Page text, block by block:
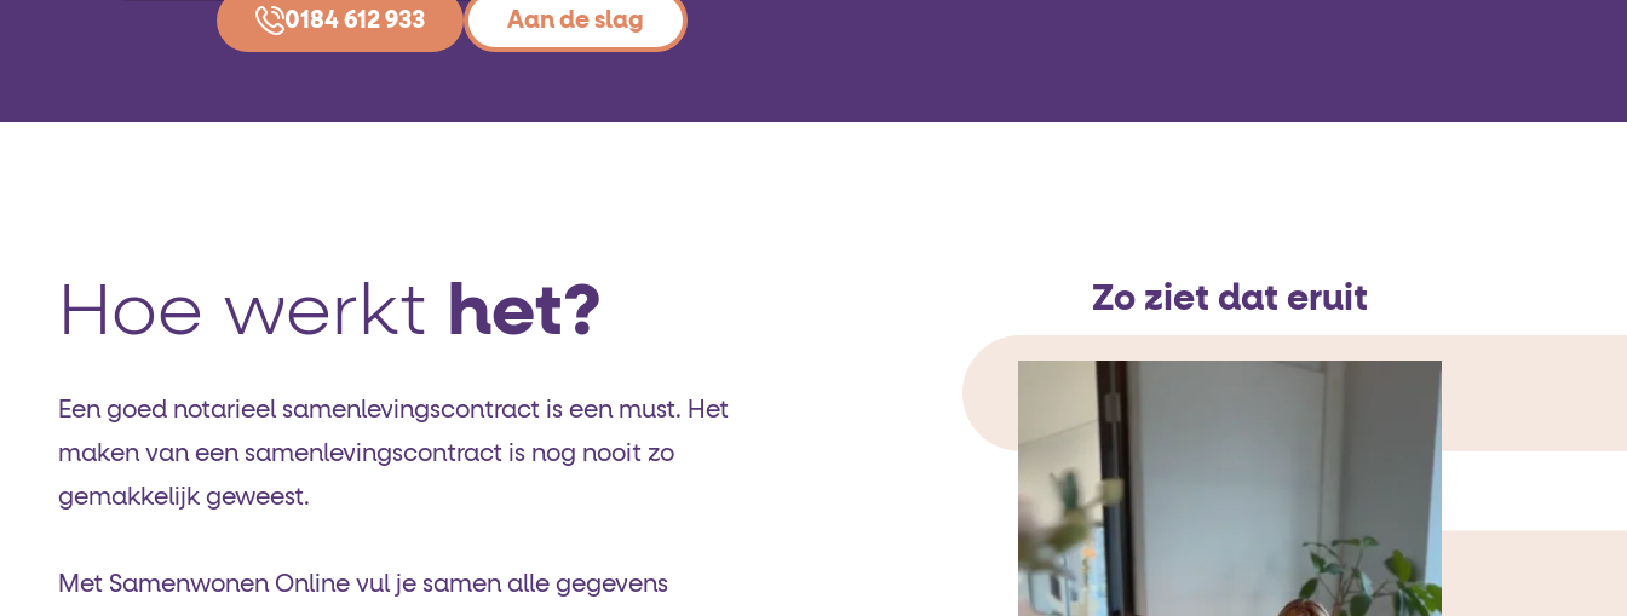
0184 612 933 Aan de slag
Hoe werkt het?
Een goed notarieel samenlevingscontract is een must. Het
maken van een samenlevingscontract is nog nooit zo
gemakkelijk geweest.
Met Samenwonen Online vul je samen alle gegevens
Zo ziet dat eruit